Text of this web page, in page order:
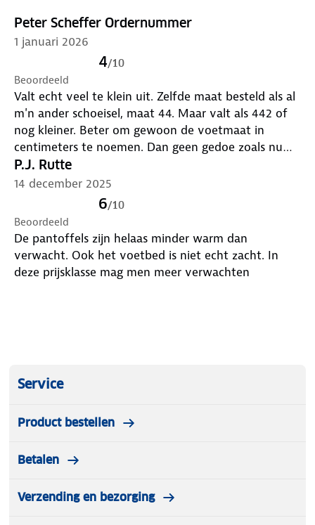
Peter Scheffer Ordernummer
1 januari 2026
4/10
Beoordeeld
Valt echt veel te klein uit. Zelfde maat besteld als al
m'n ander schoeisel, maat 44. Maar valt als 442 of
nog kleiner. Beter om gewoon de voetmaat in
centimeters te noemen. Dan geen gedoe zoals nu
met een maat die niet klopt. Verder moest ik een
retourlabel telefonisch aanvragen. Restitutie duurde
P.J. Rutte
14 december 2025
6/10
Beoordeeld
De pantoffels zijn helaas minder warm dan
verwacht. Ook het voetbed is niet echt zacht. In
deze prijsklasse mag men meer verwachten
Service
Product bestellen
Betalen
Verzending en bezorging